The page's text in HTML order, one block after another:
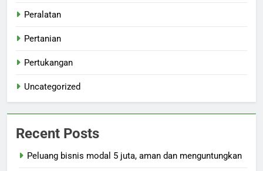
Peralatan
Pertanian
Pertukangan
Uncategorized
Recent Posts
Peluang bisnis modal 5 juta, aman dan menguntungkan